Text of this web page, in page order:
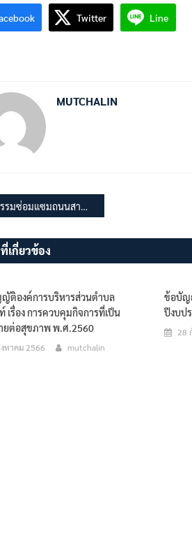
Twitter Line
MUTCHALIN
แนว
แซมถนนสายริมคลองชลประทานชัยนาท-ป่าสัก 3
ที่เกี่ยวข้อง
ติองค์การบริหารส่วนตำบล
เรื่อง การควบคุมกิจการที่เป็น
ยต่อสุขภาพ พ.ศ.2560
หาคม 2566 mutchalin
ข้อบัญ
ปีงบป
28